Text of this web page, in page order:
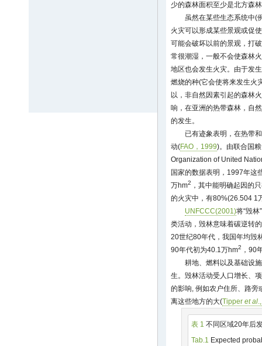
少的森林面积至少是北方森
虽然在某些生态系统中(
火灾可以形成某些景观或促
可能会破坏以前的景观，打
常很潮湿，一般不会使森林
地区也会发生火灾。由于发
燃烧的种(它会使将来发生火
以，非自然因素引起的森林
响，在亚洲的热带森林，自
的发生。
已有迹象表明，在热带
动(FAO，1999)。由联合国
Organization of United
国家的数据表明，1997年这
万hm2 ，其中能明确起因的
的火灾中，有80%(26.504 1
UNFCCC(2001)将“毁
类活动，毁林意味着碳逆转
20世纪80年代，我国年均毁
90年代初为40.1万hm2 ，90
耕地、燃料以及基础设
生。毁林活动受人口增长、
的影响, 例如农户住所、路旁
离这些地方的大(Tipper et al
表 1 不同区域20年后
Tab.1 Expected